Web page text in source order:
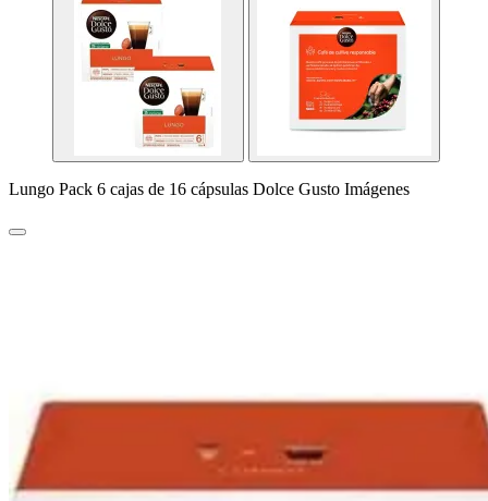
Lungo Pack 6 cajas de 16 cápsulas Dolce Gusto Imágenes